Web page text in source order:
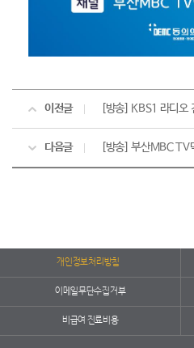
이전글
다음글
개인정보처리방침
이메일무단수집거부
비급여 진료비용